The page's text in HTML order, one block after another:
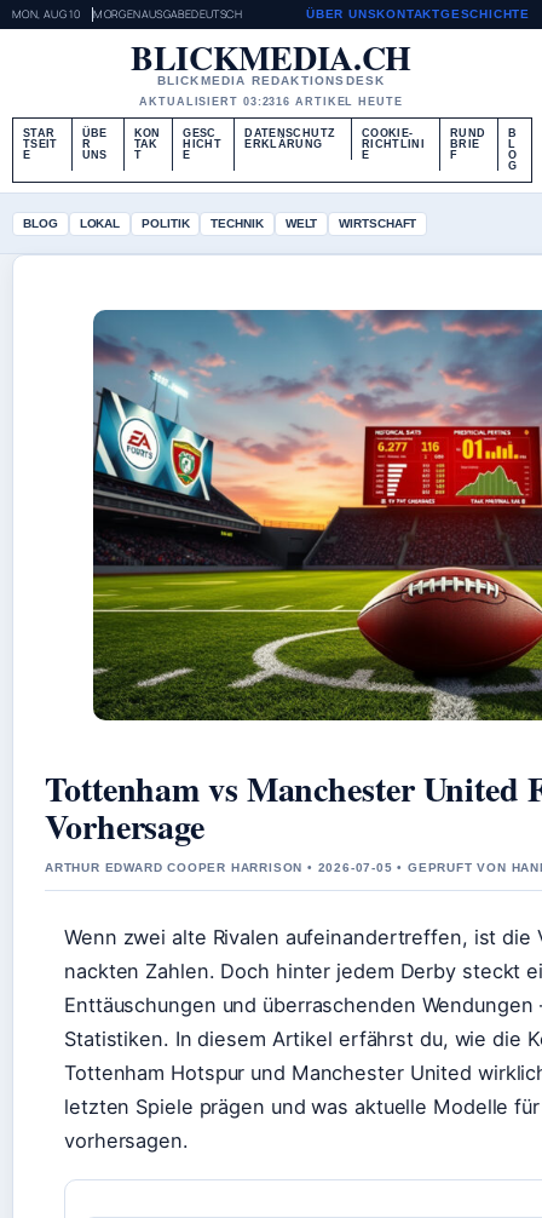
MON, AUG 10 MORGENAUSGABEDEUTSCH ÜBER UNSKONTAKTGESCHICHTE
BLICKMEDIA.CH
BLICKMEDIA REDAKTIONSDESK
AKTUALISIERT 03:2316 ARTIKEL HEUTE
STAR
TSEIT
E
ÜBE
R
UNS
KON
TAK
T
GESC
HICHT
E
DATENSCHUTZ
ERKLÄRUNG
COOKIE-
RICHTLINI
E
RUND
BRIE
F
B
L
O
G
BLOG LOKAL POLITIK TECHNIK WELT WIRTSCHAFT
Tottenham vs Manchester United
Vorhersage
ARTHUR EDWARD COOPER HARRISON • 2026-07-05 • GEPRUFT VON
Wenn zwei alte Rivalen aufeinandertreffen, ist
nackten Zahlen. Doch hinter jedem Derby steckt
Enttäuschungen und überraschenden
Statistiken. In diesem Artikel erfährst du, wie die
Tottenham Hotspur und Manchester United
letzten Spiele prägen und was aktuelle Modelle
vorhersagen.